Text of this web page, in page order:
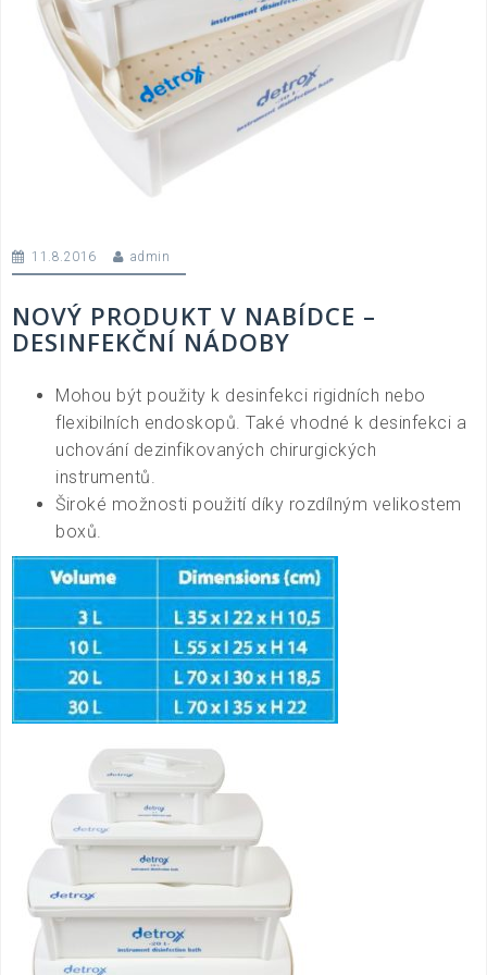
11.8.2016 admin
NOVÝ PRODUKT V NABÍDCE –
DESINFEKČNÍ NÁDOBY
Mohou být použity k desinfekci rigidních nebo
flexibilních endoskopů. Také vhodné k desinfekci a
uchování dezinfikovaných chirurgických
instrumentů.
Široké možnosti použití díky rozdílným velikostem
boxů.